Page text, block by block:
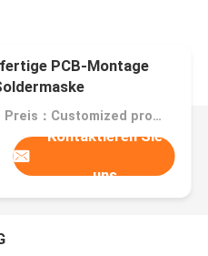
PCB-Montage
Preis：Customized products
Kontaktieren Sie
uns